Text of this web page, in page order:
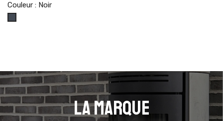
Couleur : Noir
La marque